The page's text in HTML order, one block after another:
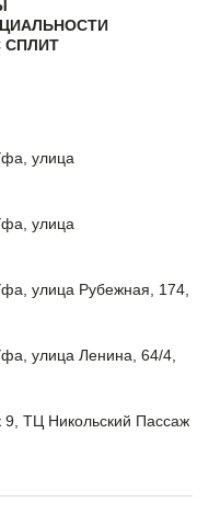
СПЛИТ
улица
улица
улица Рубежная, 174,
улица Ленина, 64/4,
ТЦ Никольский Пассаж